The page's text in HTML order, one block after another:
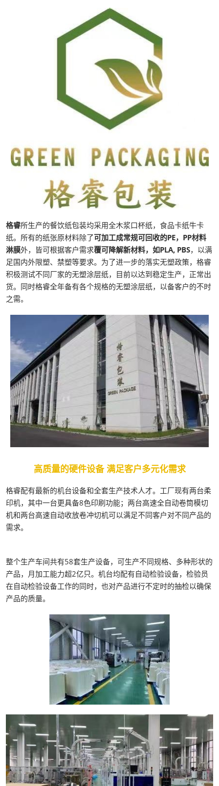
格睿所生产的餐饮纸包装均采用全木浆口杯纸，食品卡纸牛卡
纸。所有的纸张原材料除了可加工成常规可回收的PE，PP材料
淋膜外，皆可根据客户需求覆可降解新材料，如PLA, PBS，以满
足国内外限塑、禁塑等要求。为了进一步的落实无塑政策，格睿
积极测试不同厂家的无塑涂层纸，目前以达到稳定生产，正常出
货。同时格睿全年备有各个规格的无塑涂层纸，以备客户的不时
之需。
高质量的硬件设备 满足客户多元化需求
格睿配有最新的机台设备和全套生产技术人才。工厂现有两台柔
印机，其中一台更具备8色印刷功能；两台高速全自动卷筒模切
机和两台高速自动收放卷冲切机可以满足不同客户对不同产品的
需求。
整个生产车间共有58套生产设备，可生产不同规格、多种形状的
产品，月加工能力超2亿只。机台均配有自动检验设备，检验员
在自动检验设备工作的同时，也对产品进行不定时的抽检以确保
产品的质量。